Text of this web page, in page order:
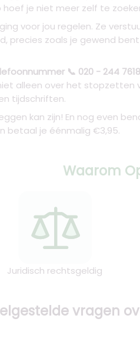
je niet meer zelf te
voor jou regelen. Ze
precies zoals je gewend
📞 020 - 244
alleen over het stopzetten
tijdschriften.
kan zijn! En nog even
betaal je éénmalig €3,95.
Waarom
Juridisch rechtsgeldig
vragen